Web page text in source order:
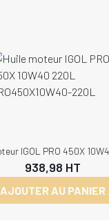
938,98 HT
AJOUTER AU PANIER